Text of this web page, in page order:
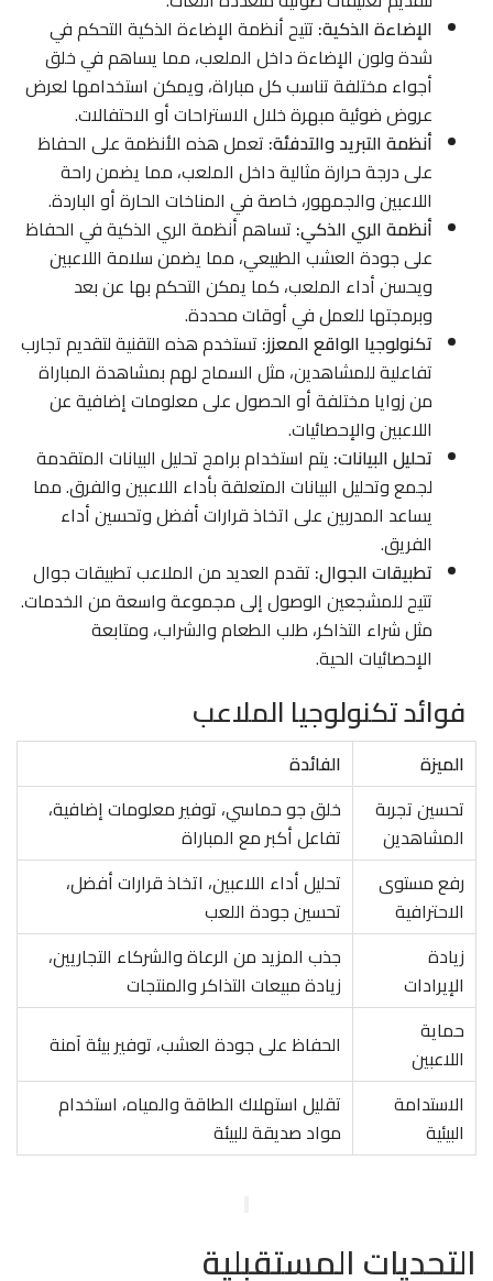
الإضاءة الذكية: تتيح أنظمة الإضاءة الذكية التحكم في
شدة ولون الإضاءة داخل الملعب، مما يساهم في خلق
أجواء مختلفة تناسب كل مباراة، ويمكن استخدامها لعرض
عروض ضوئية مبهرة خلال الاستراحات أو الاحتفالات.
أنظمة التبريد والتدفئة: تعمل هذه الأنظمة على الحفاظ
على درجة حرارة مثالية داخل الملعب، مما يضمن راحة
اللاعبين والجمهور، خاصة في المناخات الحارة أو الباردة.
أنظمة الري الذكي: تساهم أنظمة الري الذكية في الحفاظ
على جودة العشب الطبيعي، مما يضمن سلامة اللاعبين
ويحسن أداء الملعب، كما يمكن التحكم بها عن بعد
وبرمجتها للعمل في أوقات محددة.
تكنولوجيا الواقع المعزز: تستخدم هذه التقنية لتقديم تجارب
تفاعلية للمشاهدين، مثل السماح لهم بمشاهدة المباراة
من زوايا مختلفة أو الحصول على معلومات إضافية عن
اللاعبين والإحصائيات.
تحليل البيانات: يتم استخدام برامج تحليل البيانات المتقدمة
لجمع وتحليل البيانات المتعلقة بأداء اللاعبين والفرق. مما
يساعد المدربين على اتخاذ قرارات أفضل وتحسين أداء
الفريق.
تطبيقات الجوال: تقدم العديد من الملاعب تطبيقات جوال
تتيح للمشجعين الوصول إلى مجموعة واسعة من الخدمات.
مثل شراء التذاكر، طلب الطعام والشراب، ومتابعة
الإحصائيات الحية.
فوائد تكنولوجيا الملاعب
الميزة
الفائدة
تحسين تجربة
المشاهدين
خلق جو حماسي، توفير معلومات إضافية،
تفاعل أكبر مع المباراة
رفع مستوى
الاحترافية
تحليل أداء اللاعبين، اتخاذ قرارات أفضل،
تحسين جودة اللعب
زيادة
الإيرادات
جذب المزيد من الرعاة والشركاء التجاريين،
زيادة مبيعات التذاكر والمنتجات
حماية
اللاعبين
الحفاظ على جودة العشب، توفير بيئة آمنة
الاستدامة
البيئية
تقليل استهلاك الطاقة والمياه، استخدام
مواد صديقة للبيئة
التحديات المستقبلية